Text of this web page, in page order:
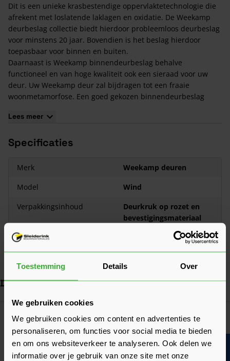
Toestemming Details Over
We gebruiken cookies
We gebruiken cookies om content en advertenties te
personaliseren, om functies voor social media te bieden
en om ons websiteverkeer te analyseren. Ook delen we
informatie over je gebruik van onze site met onze
Dit is een unieke krasbestendige oppervlaktetechnologie die
afrekent met loslatende laklagen en oxidatie. De Weekamp
deurbeslag collectie biedt hierdoor probleemloos deurbeslag
voor minstens 20 jaar. Bovendien is het beslag hierdoor
toepasbaar voor binnen en buiten.
Daarnaast is Weekamp binnendeurbeslag behalve
functioneel en van hoge kwaliteit ook een sieraad voor uw
deur. Uw Weekamp deur zal bijdragen tot een fraaie
woonmetamorfose. Een goed gekozen binnendeurbeslag
Lees meer
Specificaties
Merk
Weekamp deuren
Model
Wind
Verpakkingsinhoud
Deurkruk op rozet en
bevestigingsmateriaal
Afwerking
Dit vind je misschien ook handig
Navigeren door de elementen van de carrousel is mogelijk met
Druk om carrousel over te slaan
Druk op om naar carrouselnavigatie te gaan
Weekamp Cilinderrozet Rond PVD
Verkrijgbaar in 3 varianten
31,50